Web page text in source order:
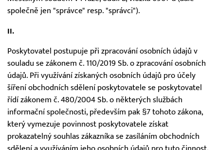
společně jen "správce" resp. "správci").
II.
Poskytovatel postupuje při zpracování osobních údajů v
souladu se zákonem č. 110/2019 Sb. o zpracování osobních
údajů. Při využívání získaných osobních údajů pro účely
šíření obchodních sdělení poskytovatele se poskytovatel
řídí zákonem č. 480/2004 Sb. o některých službách
informační společnosti, především pak §7 tohoto zákona,
který vymezuje povinnost poskytovatele získat
prokazatelný souhlas zákazníka se zasíláním obchodních